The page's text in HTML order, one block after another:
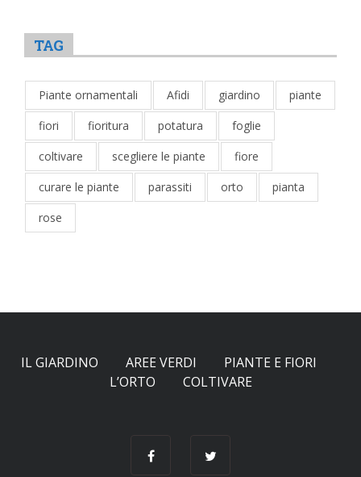
TAG
Piante ornamentali Afidi giardino
piante
fiori
fioritura potatura
foglie
coltivare
scegliere le piante
fiore
curare le piante
parassiti orto
pianta
rose
IL GIARDINO AREE VERDI
PIANTE E FIORI
L’ORTO
COLTIVARE